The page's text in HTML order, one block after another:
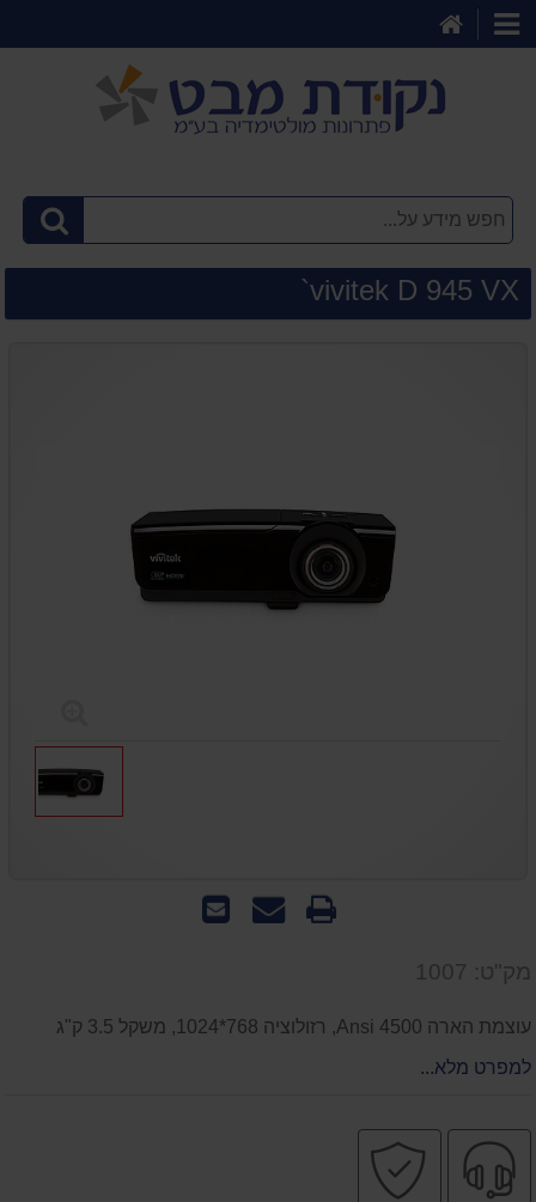
קטגוריות
הבית
vivitek D 945 VX`
שלח
שאל
הדפס
מק"ט: 1007
עוצמת הארה 4500 Ansi, רזולוציה 768*1024, משקל 3.5 ק"ג
למפרט מלא...
שירות
מקצועי